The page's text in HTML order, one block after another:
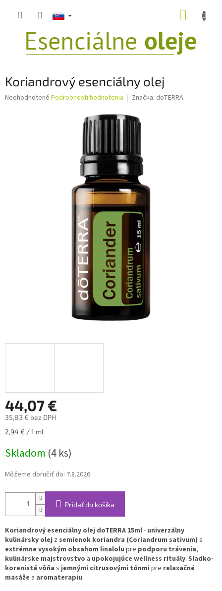
Koriandrový esenciálny olej
Priemerné
Neohodnotené Podrobnosti hodnotenia Značka: doTERRA
44,07 €
35,83 € bez DPH
Jednotková
2,94 € / 1 ml
Skladom (4 ks)
Môžeme doručiť do: 7.8.2026
Pridať do košíka
Koriandrový esenciálny olej doTERRA 15ml- univerzálny
kulinársky olej z semienok koriandra (Coriandrum sativum) s
extrémne vysokým obsahom linalolu pre podporu trávenia,
kulinárske majstrovstvo a upokojujúce wellness rituály. Sladko-
korenistá vôňa sjemnými citrusovými tónmi pre relaxačné
masáže a aromaterapiu.